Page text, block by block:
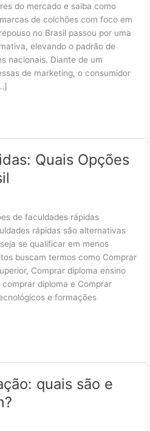
do mercado e saiba como
de colchões com foco em
no Brasil passou por uma
elevando o padrão de
nacionais. Diante de um
de marketing, o consumidor
Quais Opções
de faculdades rápidas
rápidas são alternativas
se qualificar em menos
buscam termos como Comprar
Comprar diploma ensino
diploma e Comprar
e formações
quais são e